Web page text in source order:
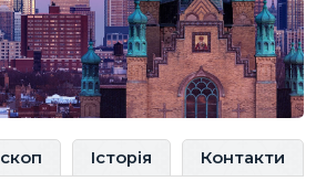
Історія Контакти